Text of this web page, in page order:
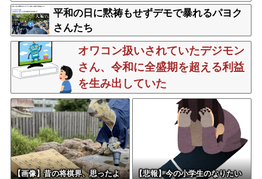
平和の日に黙祷もせずデモで暴れるパヨク
さんたち
オワコン扱いされていたデジモン
さん、令和に全盛期を超える利益
を生み出していた
【画像】昔の将棋界、思ったよ
【悲報】今の小学生のなりたい